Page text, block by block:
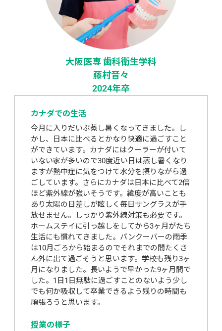
大阪医専 歯科衛生学科
藤村音々
2024年卒
カナダでの生活
今月に入りだいぶ蒸し暑くなってきました。し
かし、日本に比べるとかなり快適に過ごすこと
ができています。カナダにはクーラーが付いて
いない家が多いので30度近い日は蒸し暑くなり
ますが熱中症に気をつけて水分を摂りながら過
ごしています。さらにカナダは日本に比べて2倍
ほど紫外線が強いそうです。緯度が高いことも
あり太陽の日差しが眩しく毎日サングラスが手
放せません。しっかり紫外線対策も必要です。
ホームステイに引っ越しをしてから3ヶ月がたち
生活にも慣れてきました。バンクーバーの雨季
は10月ごろから始まるのでそれまでの間たくさ
ん外に出て過ごそうと思います。学校も残り3ヶ
月になりました。長いようで早かった9ヶ月間で
した。1日1日無駄に過ごすことのないよう少し
でも何か吸収して卒業できるよう残りの時間も
頑張ろうと思います。
授業の様子